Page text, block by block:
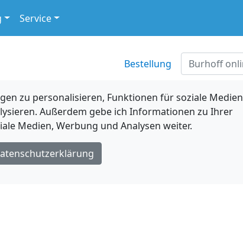
Service
Bestellung
zu personalisieren, Funktionen für soziale Medien
Außerdem gebe ich Informationen zu Ihrer
Medien, Werbung und Analysen weiter.